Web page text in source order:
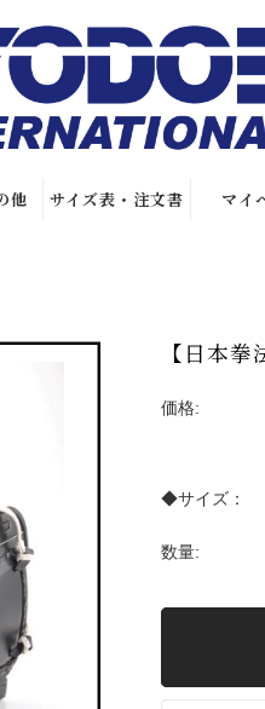
他
判
サイズ表・注文書
特別仕立て注文
お問い合わせ
マイ
【日本
価格:
◆サイズ：
数量: